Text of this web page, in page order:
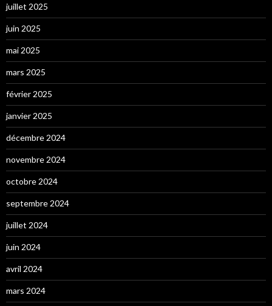
juillet 2025
juin 2025
mai 2025
mars 2025
février 2025
janvier 2025
décembre 2024
novembre 2024
octobre 2024
septembre 2024
juillet 2024
juin 2024
avril 2024
mars 2024